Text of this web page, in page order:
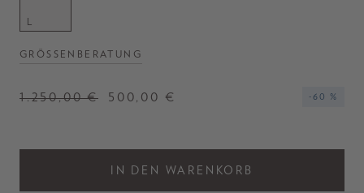
L
GRÖSSENBERATUNG
1.250,00 € 500,00 € -60 %
IN DEN WARENKORB